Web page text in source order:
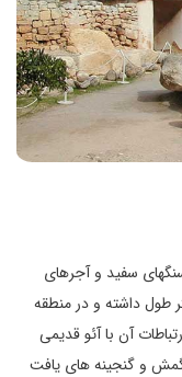
سفید و آجرهای
آن گرفته شده است. این معبد حدود ۲۰ متر طول داشته و در منطقه
آن با آئو قدیمی
و گنجینه های یافت